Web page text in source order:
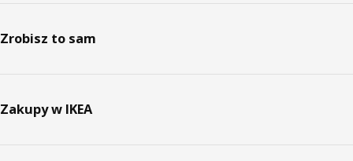
Zrobisz to sam
Zakupy w IKEA